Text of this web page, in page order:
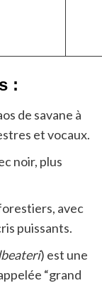
:
de savane à
et vocaux.
noir, plus
avec
puissants.
) est une
“grand